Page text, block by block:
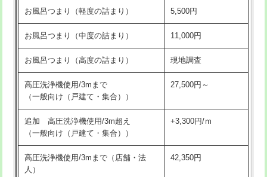
交換・取付(単水栓（壁付・デッキ
式）)
13,200円+材料費
交換・取付(混合水栓（壁付・デッキ
式・ワンホール）)
16,500円+材料費
交換・取付(排水栓・排水トラップ
（P/S/ポップアップ））
22,000円+材料費
交換・取付（その他部品） 11,000円+材料費
持込商品取付（単水栓） 13,200円
持込商品取付（混合水栓）
お風呂つまり（軽度の詰まり） 5,500円
お風呂つまり（中度の詰まり） 11,000円
お風呂つまり（高度の詰まり） 現地調査
高圧洗浄機使用/3mまで
（一般向け（戸建て・集合））
27,500円～
追加 高圧洗浄機使用/3m超え
（一般向け（戸建て・集合））
+3,300円/ｍ
高圧洗浄機使用/3mまで（店舗・法
人）
42,350円